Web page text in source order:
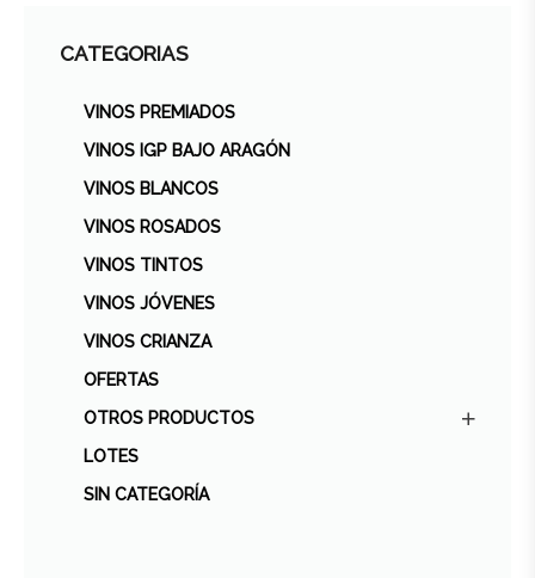
CATEGORIAS
VINOS PREMIADOS
VINOS IGP BAJO ARAGÓN
VINOS BLANCOS
VINOS ROSADOS
VINOS TINTOS
VINOS JÓVENES
VINOS CRIANZA
OFERTAS
OTROS PRODUCTOS
LOTES
SIN CATEGORÍA